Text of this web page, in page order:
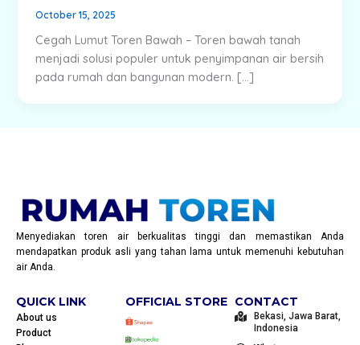
October 15, 2025
Cegah Lumut Toren Bawah – Toren bawah tanah
menjadi solusi populer untuk penyimpanan air bersih
pada rumah dan bangunan modern. […]
Menyediakan toren air berkualitas tinggi dan memastikan Anda
mendapatkan produk asli yang tahan lama untuk memenuhi kebutuhan
air Anda.
QUICK LINK
About us
Product
OFFICIAL STORE CONTACT
Bekasi, Jawa Barat,
Indonesia